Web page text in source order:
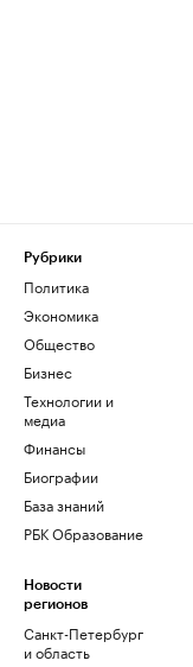
Рубрики
Политика
Экономика
Общество
Бизнес
Технологии и
медиа
Финансы
Биографии
База знаний
РБК Образование
Новости
регионов
Санкт-Петербург
и область